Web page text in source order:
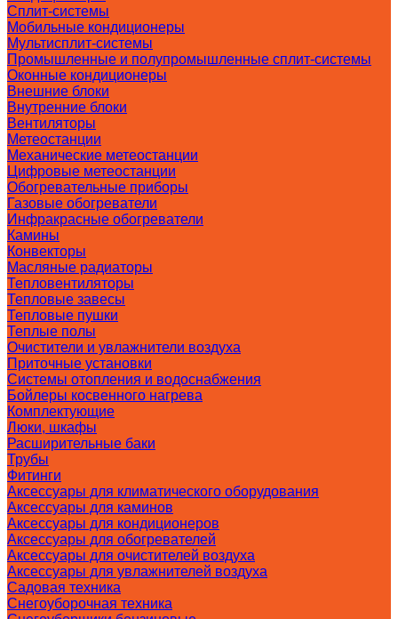
Сплит-системы
Мобильные кондиционеры
Мультисплит-системы
Промышленные и полупромышленные сплит-системы
Оконные кондиционеры
Внешние блоки
Внутренние блоки
Вентиляторы
Метеостанции
Механические метеостанции
Цифровые метеостанции
Обогревательные приборы
Газовые обогреватели
Инфракрасные обогреватели
Камины
Конвекторы
Масляные радиаторы
Тепловентиляторы
Тепловые завесы
Тепловые пушки
Теплые полы
Очистители и увлажнители воздуха
Приточные установки
Системы отопления и водоснабжения
Бойлеры косвенного нагрева
Комплектующие
Люки, шкафы
Расширительные баки
Трубы
Фитинги
Аксессуары для климатического оборудования
Аксессуары для каминов
Аксессуары для кондиционеров
Аксессуары для обогревателей
Аксессуары для очистителей воздуха
Аксессуары для увлажнителей воздуха
Садовая техника
Снегоуборочная техника